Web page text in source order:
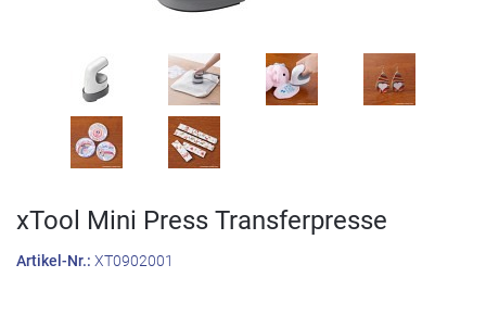
xTool Mini Press Transferpresse
Artikel-Nr.: XT0902001